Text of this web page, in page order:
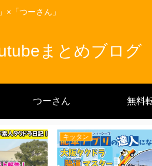
×「つーさん」
まとめブログ
つーさん 無料
とんくん